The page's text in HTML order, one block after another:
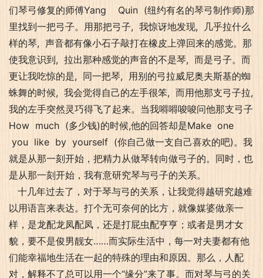
们琴弓修复的师傅Yang Quin (纽约有名的琴弓制作师)那
里找到一把弓子。用那把弓子, 我惊讶地发现, 几乎拉什么
样的琴, 声音都有像小石子敲打在橡皮上弹回来的感觉。那
使我意识到, 拉出那种感觉的声音的不是琴, 而是弓子。而
更让我吃惊的是, 同一把琴, 用别的弓拉威尼奥夫斯基的蜘
蛛舞的时候, 我会觉得自己的左手很笨, 而用他那支弓子拉,
我的左手突然灵巧得飞了起来。当我嘚嘚唆唆问他那支弓子
How much (多少钱)的时候,他的回答却是Make one
you like by yourself (你自己做一支自己喜欢的吧)。我
就是从那一刻开始，把精力从做琴转向做弓子的。同时，也
是从那一刻开始，我有意研究琴与弓子的关系。
十几年过去了，对于琴与弓的关系，让我觉得越研究越难
以用语言来表达。打个无可奈何的比方，就像媒婆做亲一
样，是龙配龙凤配凤，还是打屁虫配亨亨；或者是男才女
貌，要不是俊男靓女……而实际生活中，每一对夫妻都有他
们能幸福地生活在一起的特殊的理由和原因。那么，人配
对，解释不了总可以用一个“缘分”来了事。而对琴与弓的关